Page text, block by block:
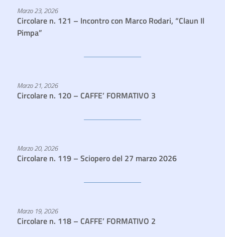
Marzo 23, 2026
Circolare n. 121 – Incontro con Marco Rodari, “Claun Il
Pimpa”
Marzo 21, 2026
Circolare n. 120 – CAFFE’ FORMATIVO 3
Marzo 20, 2026
Circolare n. 119 – Sciopero del 27 marzo 2026
Marzo 19, 2026
Circolare n. 118 – CAFFE’ FORMATIVO 2